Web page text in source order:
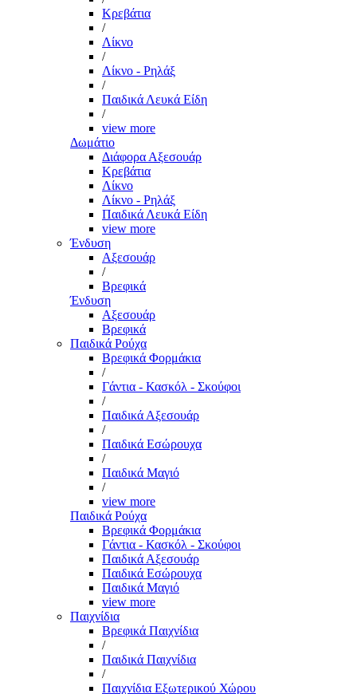
Κρεβάτια
/
Λίκνο
/
Λίκνο - Ρηλάξ
/
Παιδικά Λευκά Είδη
/
view more
Δωμάτιο
Διάφορα Αξεσουάρ
Κρεβάτια
Λίκνο
Λίκνο - Ρηλάξ
Παιδικά Λευκά Είδη
view more
Ένδυση
Αξεσουάρ
/
Βρεφικά
Ένδυση
Αξεσουάρ
Βρεφικά
Παιδικά Ρούχα
Βρεφικά Φορμάκια
/
Γάντια - Κασκόλ - Σκούφοι
/
Παιδικά Αξεσουάρ
/
Παιδικά Εσώρουχα
/
Παιδικά Μαγιό
/
view more
Παιδικά Ρούχα
Βρεφικά Φορμάκια
Γάντια - Κασκόλ - Σκούφοι
Παιδικά Αξεσουάρ
Παιδικά Εσώρουχα
Παιδικά Μαγιό
view more
Παιχνίδια
Βρεφικά Παιχνίδια
/
Παιδικά Παιχνίδια
/
Παιχνίδια Εξωτερικού Χώρου